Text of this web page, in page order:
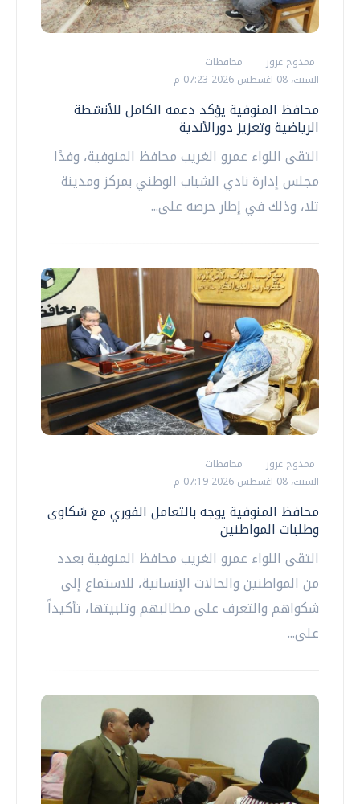
ممدوح عزوز
محافظات
السبت، 08 اغسطس 2026 07:23 م
محافظ المنوفية يؤكد دعمه الكامل للأنشطة
الرياضية وتعزيز دورالأندية
التقى اللواء عمرو الغريب محافظ المنوفية، وفدًا
مجلس إدارة نادي الشباب الوطني بمركز ومدينة
تلا، وذلك في إطار حرصه على...
ممدوح عزوز
محافظات
السبت، 08 اغسطس 2026 07:19 م
محافظ المنوفية يوجه بالتعامل الفوري مع شكاوى
وطلبات المواطنين
التقى اللواء عمرو الغريب محافظ المنوفية بعدد
من المواطنين والحالات الإنسانية، للاستماع إلى
شكواهم والتعرف على مطالبهم وتلبيتها، تأكيداً
على...